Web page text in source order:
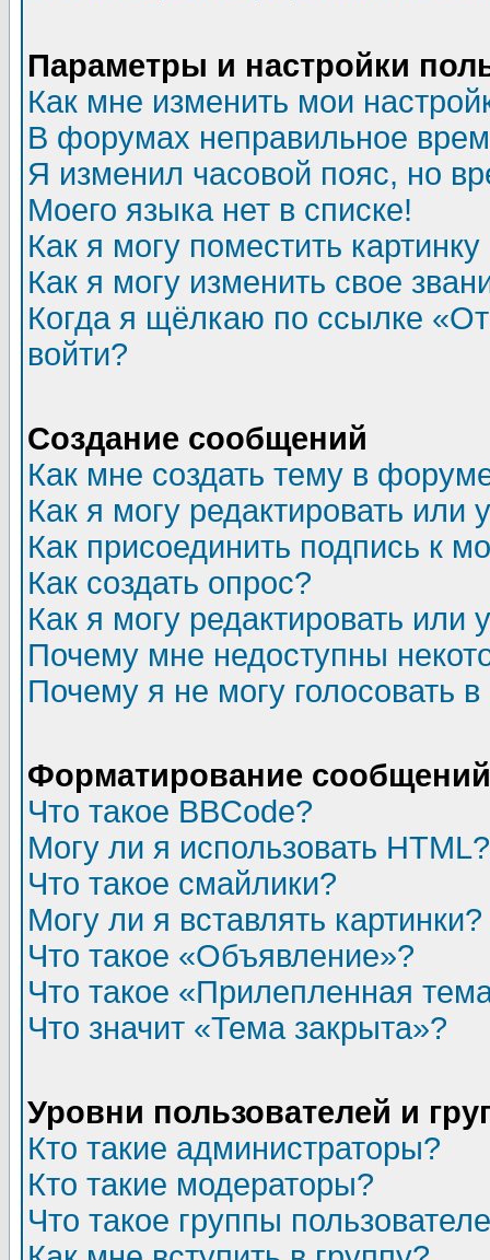
Параметры и настройки
Как мне изменить мои
В форумах неправильное
Я изменил часовой пояс, но
Моего языка нет в списке!
Как я могу поместить
Как я могу изменить свое
Когда я щёлкаю по ссылке
войти?
Создание сообщений
Как мне создать тему в
Как я могу редактировать или
Как присоединить подпись к
Как создать опрос?
Как я могу редактировать или
Почему мне недоступны
Почему я не могу голосовать
Форматирование
Что такое BBCode?
Могу ли я использовать HTML?
Что такое смайлики?
Могу ли я вставлять картинки?
Что такое «Объявление»?
Что такое «Прилепленная
Что значит «Тема закрыта»?
Уровни пользователей и
Кто такие администраторы?
Кто такие модераторы?
Что такое группы